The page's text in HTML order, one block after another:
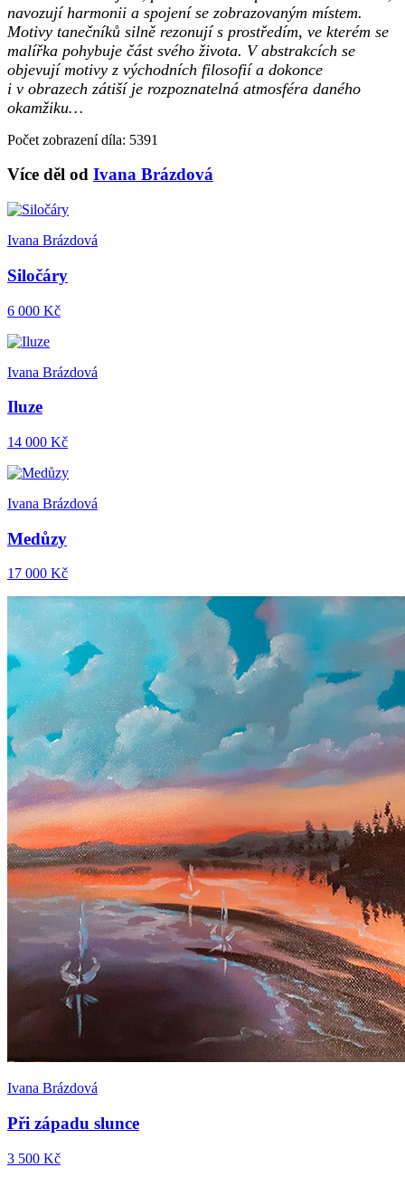
navozují harmonii a spojení se zobrazovaným místem.
Motivy tanečníků silně rezonují s prostředím, ve kterém se
malířka pohybuje část svého života. V abstrakcích se
objevují motivy z východních filosofií a dokonce
i v obrazech zátiší je rozpoznatelná atmosféra daného
okamžiku…
Počet zobrazení díla: 5391
Více děl od Ivana Brázdová
Ivana Brázdová
Siločáry
6 000 Kč
Ivana Brázdová
Iluze
14 000 Kč
Ivana Brázdová
Medůzy
17 000 Kč
Ivana Brázdová
Při západu slunce
3 500 Kč